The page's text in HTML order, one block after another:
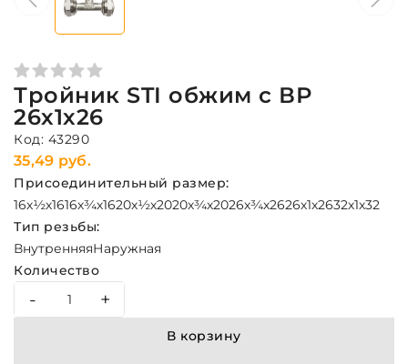
Тройник STI обжим с ВР
26х1х26
Код: 43290
35,49 руб.
Присоединительный размер:
16х½х1616х¾х1620х½х2020х¾х2026х¾х2626х1х2632х1х32
Тип резьбы:
ВнутренняяНаружная
Количество
- +
В корзину